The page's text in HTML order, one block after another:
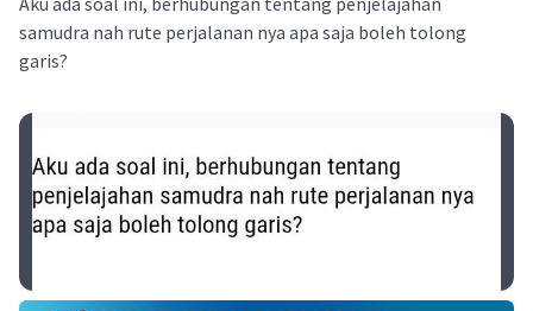
samudra nah rute perjalanan nya apa saja boleh tolong
garis?